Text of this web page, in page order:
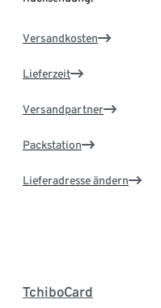
Versandkosten
Lieferzeit
Versandpartner
Packstation
Lieferadresse ändern
TchiboCard